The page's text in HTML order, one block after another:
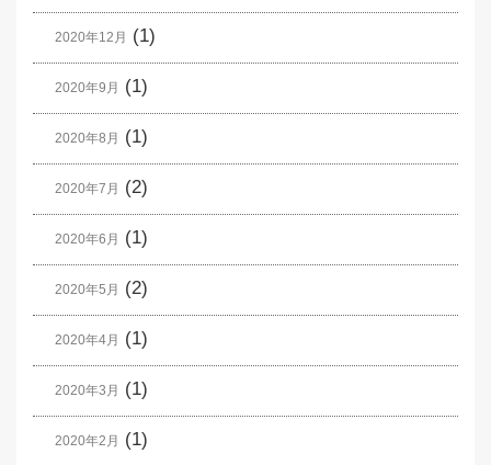
2020年12月 (1)
2020年9月 (1)
2020年8月 (1)
2020年7月 (2)
2020年6月 (1)
2020年5月 (2)
2020年4月 (1)
2020年3月 (1)
2020年2月 (1)